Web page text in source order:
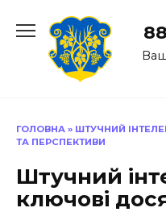
до
ГОЛОВНА » ШТУЧНИЙ
ТА ПЕРСПЕКТИВИ
Штучний
ключові